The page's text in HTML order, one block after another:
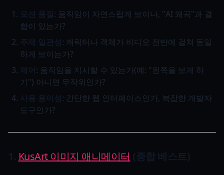
모션 품질: 움직임이 자연스럽게 보이나, "AI 왜곡"과 결
함이 있는가?
주제 일관성: 캐릭터나 객체가 비디오 전반에 걸쳐 동일
하게 보이는가?
제어: 움직임을 지시할 수 있는가(예: "왼쪽을 보게 하
기") 아니면 무작위인가?
사용 용이성: 간단한 웹 인터페이스인가, 복잡한 개발자
도구인가?
1. KusArt 이미지 애니메이터 (종합 베스트)